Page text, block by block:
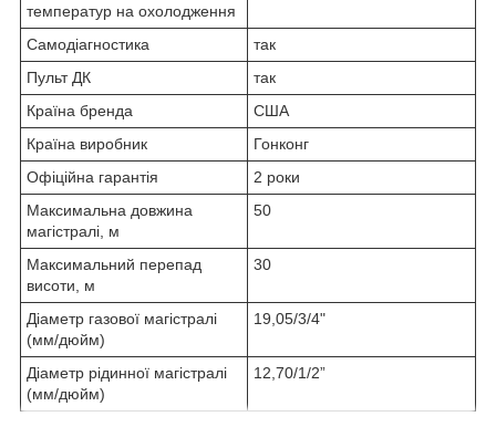
температур на охолодження
Самодіагностика
так
Пульт ДК
так
Країна бренда
США
Країна виробник
Гонконг
Офіційна гарантія
2 роки
Максимальна довжина
магістралі, м
50
Максимальний перепад
висоти, м
30
Діаметр газової магістралі
(мм/дюйм)
19,05/3/4"
Діаметр рідинної магістралі
(мм/дюйм)
12,70/1/2”